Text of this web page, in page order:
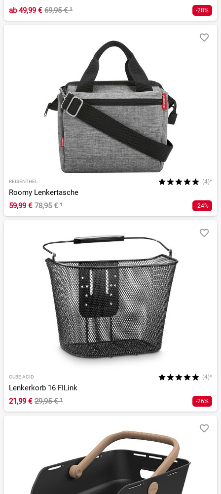
ab49,99 € 69,95 €¹ -28%
REISENTHEL (4)*
Roomy Lenkertasche
59,99 € 78,95 €¹ -24%
CUBE ACID (4)*
Lenkerkorb 16 FILink
21,99 € 29,95 €¹ -26%